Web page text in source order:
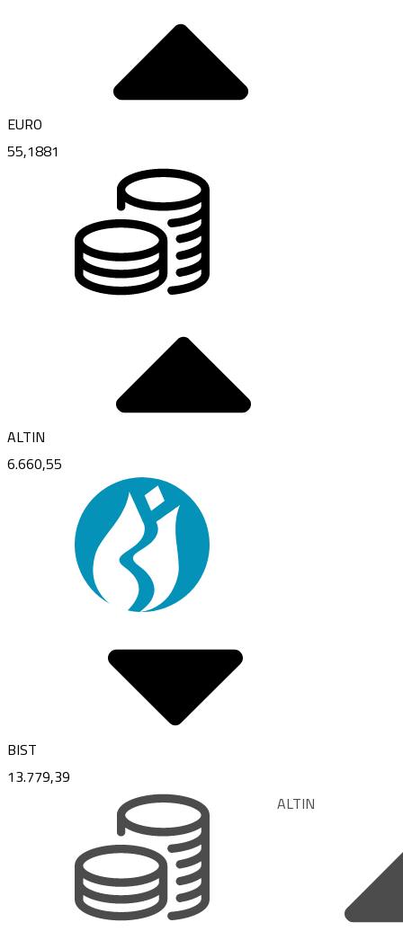
EURO
55,1881
ALTIN
6.660,55
BIST
13.779,39
BIST